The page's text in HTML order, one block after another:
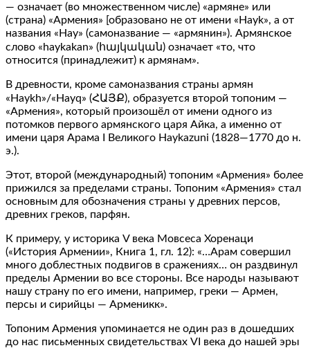
— означает (во множественном числе) «армяне» или
(страна) «Армения» [образовано не от имени «Hayk», а от
названия «Hay» (самоназвание — «армянин»). Армянское
слово «haykakan» (հայկական) означает «то, что
относится (принадлежит) к армянам».
В древности, кроме самоназвания страны армян
«Haykh»/«Hayq» (ՀԱՅՔ), образуется второй топоним —
«Армения», который произошёл от имени одного из
потомков первого армянского царя Айка, а именно от
имени царя Арама I Великого Haykazuni (1828—1770 до н.
э.).
Этот, второй (международный) топоним «Армения» более
прижился за пределами страны. Топоним «Армения» стал
основным для обозначения страны у древних персов,
древних греков, парфян.
К примеру, у историка V века Мовсеса Хоренаци
(«История Армении», Книга 1, гл. 12): «…Арам совершил
много доблестных подвигов в сражениях… он раздвинул
пределы Армении во все стороны. Все народы называют
нашу страну по его имени, например, греки — Армен,
персы и сирийцы — Арменикк».
Топоним Армения упоминается не один раз в дошедших
до нас письменных свидетельствах VI века до нашей эры